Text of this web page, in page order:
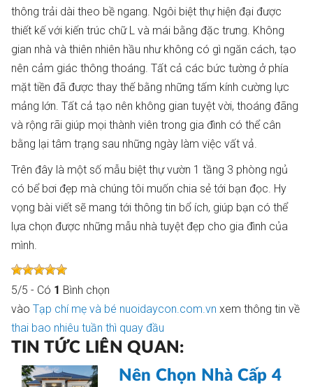
thông trải dài theo bề ngang. Ngôi biệt thự hiện đại được
thiết kế với kiến trúc chữ L và mái bằng đặc trưng. Không
gian nhà và thiên nhiên hầu như không có gì ngăn cách, tạo
nên cảm giác thông thoáng. Tất cả các bức tường ở phía
mặt tiền đã được thay thế bằng những tấm kính cường lực
mảng lớn. Tất cả tạo nên không gian tuyệt vời, thoáng đãng
và rộng rãi giúp mọi thành viên trong gia đình có thể cân
bằng lại tâm trạng sau những ngày làm việc vất vả.
Trên đây là một số mẫu biệt thự vườn 1 tầng 3 phòng ngủ
có bể bơi đẹp mà chúng tôi muốn chia sẻ tới bạn đọc. Hy
vọng bài viết sẽ mang tới thông tin bổ ích, giúp bạn có thể
lựa chọn được những mẫu nhà tuyệt đẹp cho gia đình của
mình.
5/5 - Có 1 Bình chọn
vào Tạp chí mẹ và bé nuoidaycon.com.vn xem thông tin về
thai bao nhiêu tuần thì quay đầu
TIN TỨC LIÊN QUAN:
Nên Chọn Nhà Cấp 4